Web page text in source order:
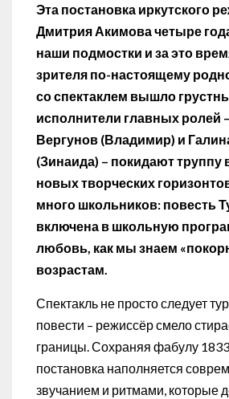
Эта постановка иркутского
Дмитрия Акимова четыре
наши подмостки и за это
зрителя по-настоящему
со спектаклем вышло
исполнители главных ролей
Вергунов (Владимир) и
(Зинаида) – покидают труппу
новых творческих
много школьников: повесть
включена в школьную
любовь, как мы знаем
возрастам.
Спектакль не просто следует
повести – режиссёр смело
границы. Сохраняя фабулу
постановка наполняется
звучанием и ритмами, которые